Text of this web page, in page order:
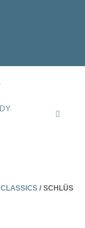
CLASSICS / SCHLÜS